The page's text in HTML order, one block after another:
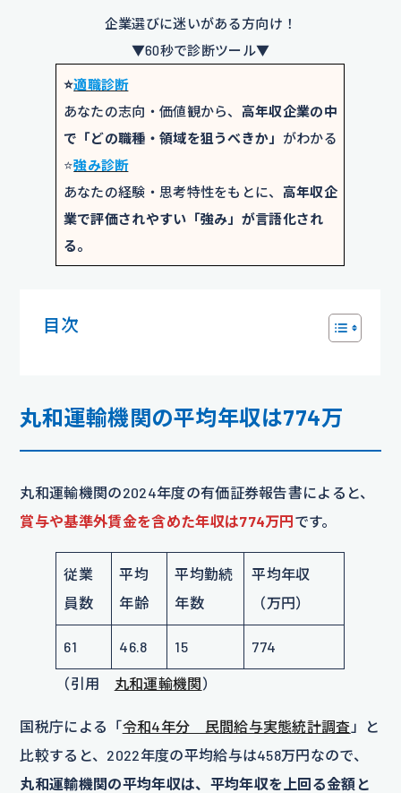
企業選びに迷いがある方向け！
▼60秒で診断ツール▼
⭐️適職診断
あなたの志向・価値観から、 高年収企業の中
で「どの職種・領域を狙うべきか」 がわかる
⭐️強み診断
あなたの経験・思考特性をもとに、 高年収企
業で評価されやすい「強み」が言語化され
る。
目次
丸和運輸機関の平均年収は774万
丸和運輸機関の2024年度の有価証券報告書によると、
賞与や基準外賃金を含めた年収は774万円です。
従業
員数
平均
年齢
平均勤続
年数
平均年収
（万円）
61 46.8 15 774
（引用 丸和運輸機関）
国税庁による「令和4年分 民間給与実態統計調査 」と
比較すると、2022年度の平均給与は458万円なので、
丸和運輸機関の平均年収は、平均年収を上回る金額と